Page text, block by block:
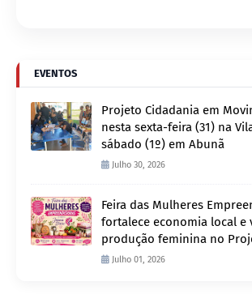
EVENTOS
Projeto Cidadania em
nesta sexta-feira (31) na
sábado (1º) em Abunã
Julho 30, 2026
Feira das Mulheres
fortalece economia local e
produção feminina no
D’Arc
Julho 01, 2026